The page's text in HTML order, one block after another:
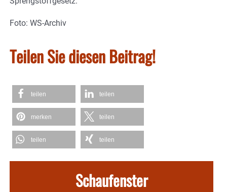
Foto: WS-Archiv
Teilen Sie diesen Beitrag!
teilen teilen
merken teilen
teilen teilen
Schaufenster